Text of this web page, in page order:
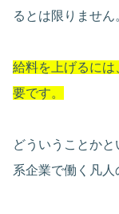
るとは限りません
給料を上げるに
要です。
どういうことか
系企業で働く凡人